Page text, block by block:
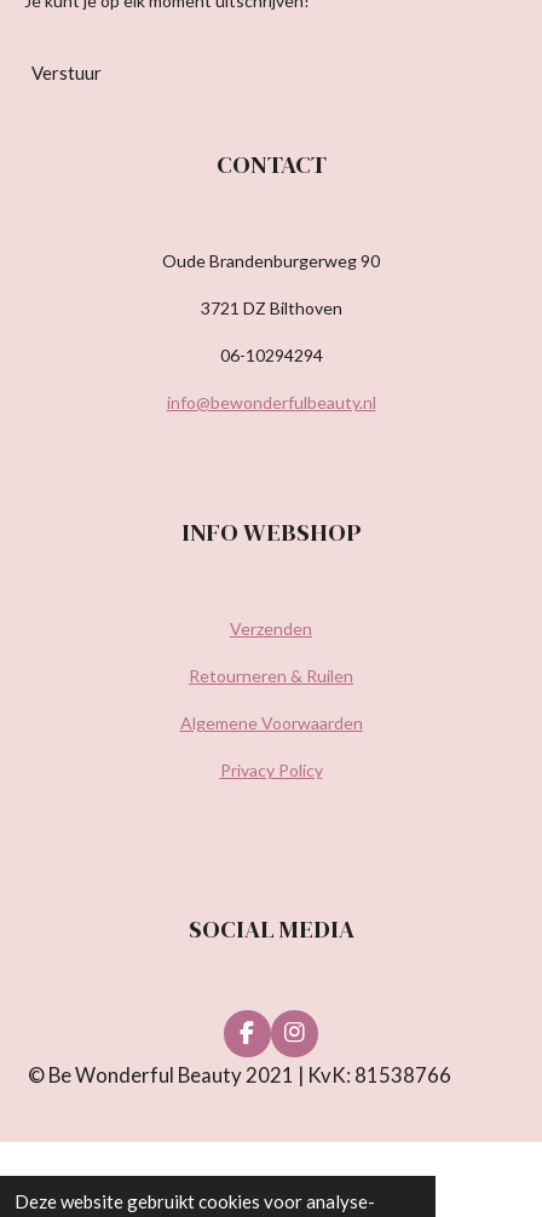
Deze website gebruikt cookies voor analyse-
Verstuur
CONTACT
Oude Brandenburgerweg 90
3721 DZ Bilthoven
06-10294294
info@bewonderfulbeauty.nl
INFO WEBSHOP
Verzenden
Retourneren & Ruilen
Algemene Voorwaarden
Privacy Policy
SOCIAL MEDIA
F
a
c
o
k
I
n
s
r
a
© Be Wonderful Beauty 2021 | KvK: 81538766